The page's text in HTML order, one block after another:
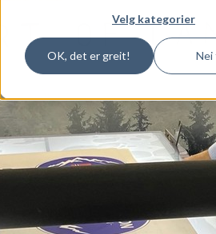
Velg kategorier
OK, det er greit! Nei